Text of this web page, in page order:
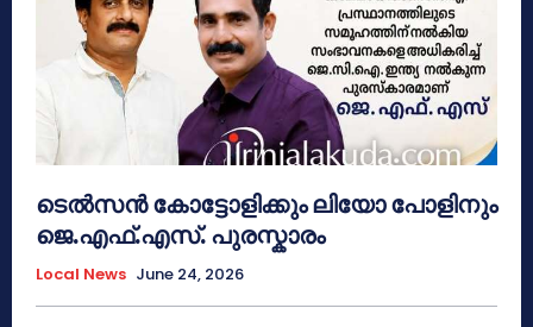
ടെൽസൻ കോട്ടോളിക്കും ലിയോ പോളിനും
ജെ.എഫ്.എസ്. പുരസ്കാരം
Local News June 24, 2026